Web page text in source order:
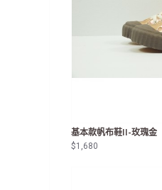
基本款帆布鞋II-玫瑰金
$1,680